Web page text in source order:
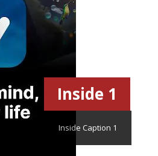
Inside 1
Inside Caption 1